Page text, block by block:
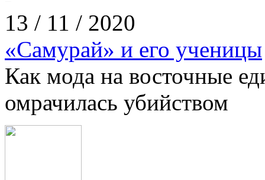
13 / 11 / 2020
«Самурай» и его ученицы
Как мода на восточные
омрачилась убийством